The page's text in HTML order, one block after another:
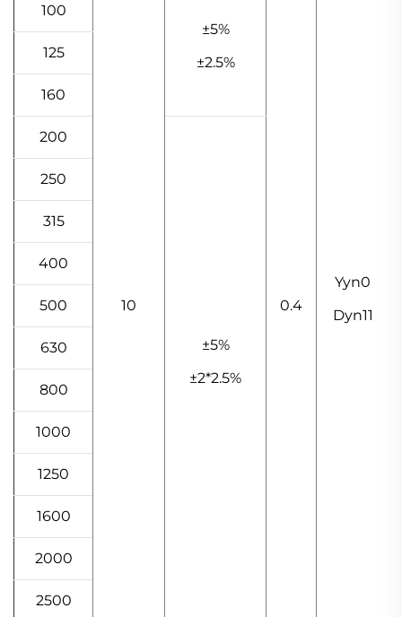
100
10
±5%
±2.5%
0.4
Yyn0
Dyn11
125
160
200
±5%
±2*2.5%
250
315
400
500
630
800
1000
1250
1600
2000
2500